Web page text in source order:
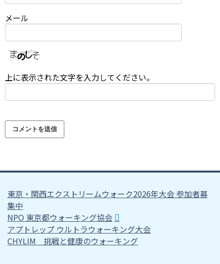
メール
上に表示された文字を入力してください。
東京・関西エクストリームウォーク2026年大会 参加者募
集中
NPO 東京都ウォーキング協会
アプトレップ ウルトラウォーキング大会
CHYLIM 挑戦と健康のウォーキング